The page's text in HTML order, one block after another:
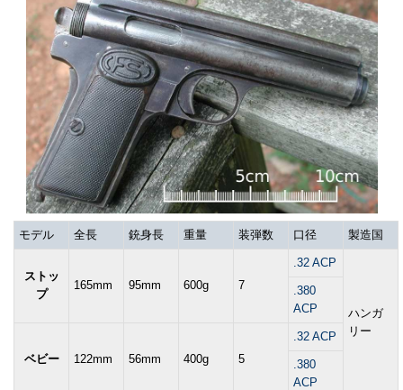
モデル 全長 銃身長 重量 装弾数 口径 製造国
ストッ
プ
165mm 95mm 600g 7
.32 ACP
ハンガ
リー
.380
ACP
ベビー 122mm 56mm 400g 5
.32 ACP
.380
ACP